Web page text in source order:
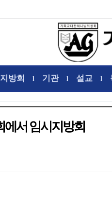
지방회 l 기관l 설교 l
서 임시지방회